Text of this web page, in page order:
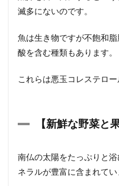
滅多にないのです。
魚は生き物ですが不飽和
酸を含む種類もあります。
これらは悪玉コレステロ
【新鮮な野菜と
南仏の太陽をたっぷりと
ネラルが豊富に含まれてい